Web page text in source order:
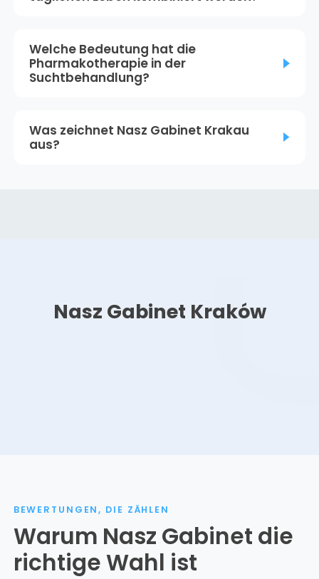
Welche Bedeutung hat die
Pharmakotherapie in der
Suchtbehandlung?
Was zeichnet Nasz Gabinet Krakau
aus?
Nasz Gabinet Kraków
BEWERTUNGEN, DIE ZÄHLEN
Warum Nasz Gabinet die
richtige Wahl ist